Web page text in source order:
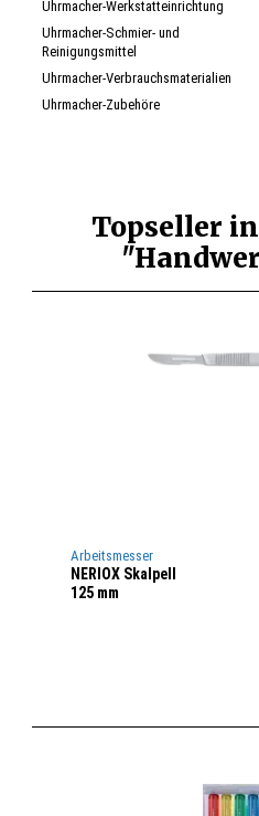
Uhrmacher-Werkstatteinrichtung
Uhrmacher-Schmier- und
Reinigungsmittel
Uhrmacher-Verbrauchsmaterialien
Uhrmacher-Zubehöre
Topseller
Arbeitsmesser
NERIOX Skalpell
125 mm